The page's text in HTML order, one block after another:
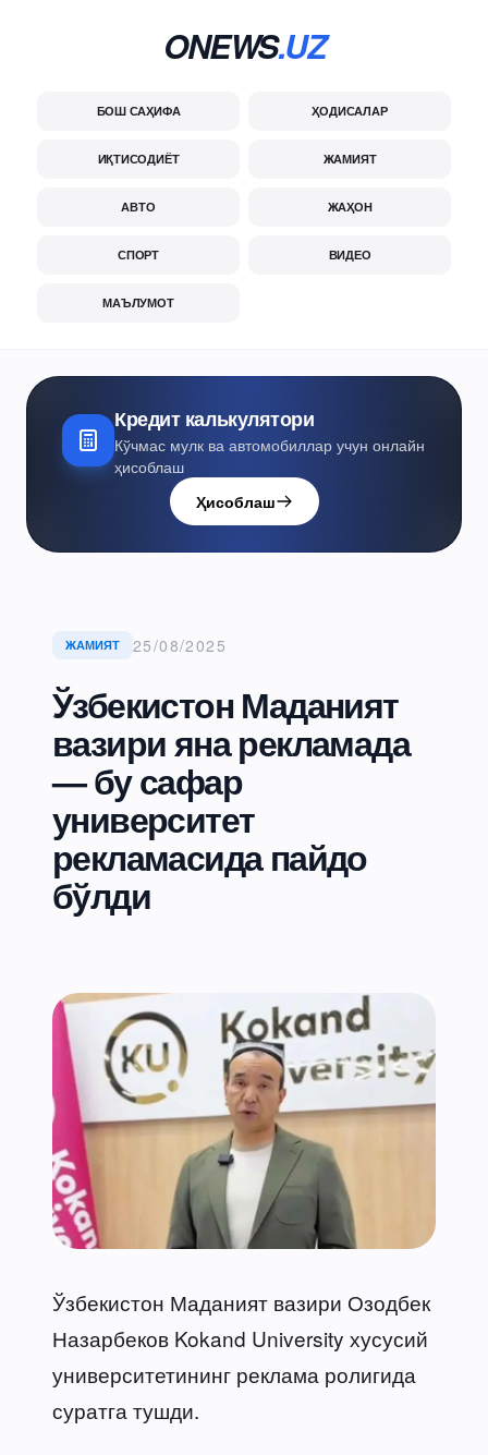
ONEWS.UZ
БОШ САҲИФА ҲОДИСАЛАР
ИҚТИСОДИЁТ ЖАМИЯТ
АВТО ЖАҲОН
СПОРТ ВИДЕО
МАЪЛУМОТ
Кредит калькулятори
Кўчмас мулк ва автомобиллар учун онлайн
ҳисоблаш
Ҳисоблаш
ЖАМИЯТ 25/08/2025
Ўзбекистон Маданият
вазири яна рекламада
— бу сафар
университет
рекламасида пайдо
бўлди
Ўзбекистон Маданият вазири Озодбек
Назарбеков Kokand University хусусий
университетининг реклама ролигида
суратга тушди.